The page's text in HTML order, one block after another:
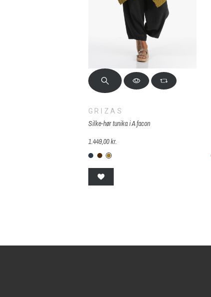
GRIZAS
Silke-hør tunika i A facon
1.449,00 kr.
G-260-Denimblu
G-245-peber brown
G-246-Lime